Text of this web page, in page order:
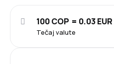
Tečaj valute
100 COP = 0.03 EUR